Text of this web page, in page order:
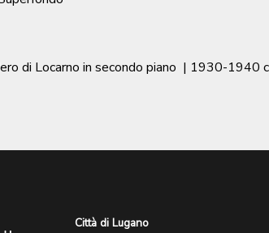
di Locarno in secondo piano | 1930-1940
Città di Lugano